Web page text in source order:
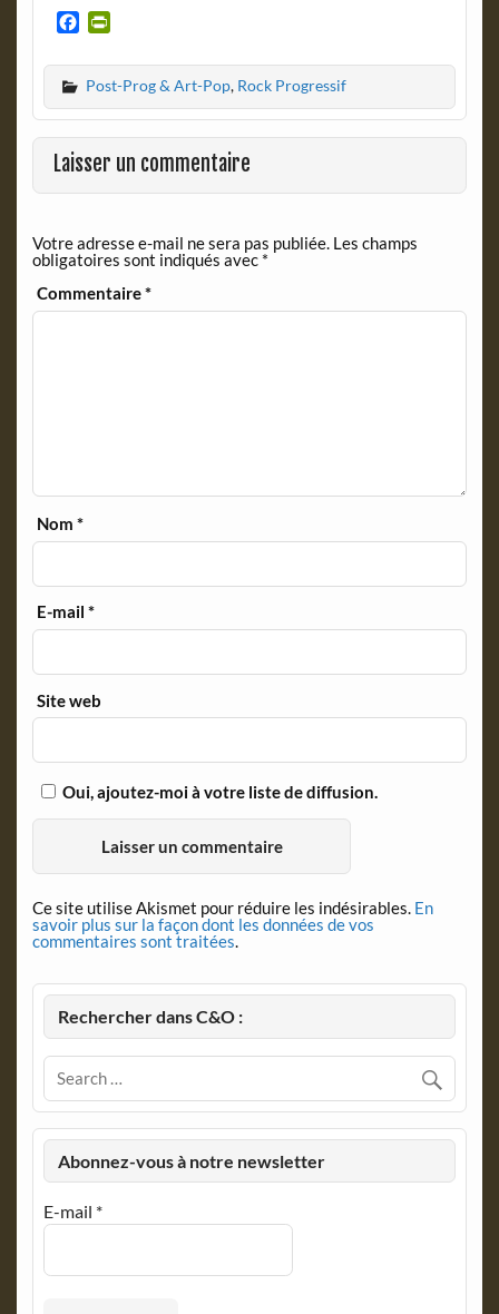
c
e
b
o
o
k
i
n
t
F
r
e
d
l
y
Post-Prog & Art-Pop, Rock Progressif
Laisser un commentaire
Votre adresse e-mail ne sera pas publiée. Les champs
obligatoires sont indiqués avec *
Commentaire*
Nom*
E-mail*
Site web
Oui, ajoutez-moi à votre liste de diffusion.
Ce site utilise Akismet pour réduire les indésirables. En
savoir plus sur la façon dont les données de vos
commentaires sont traitées.
Rechercher dans C&O :
Abonnez-vous à notre newsletter
E-mail *